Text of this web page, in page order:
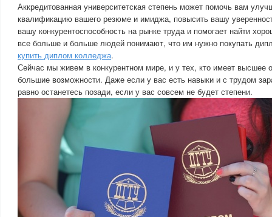
Аккредитованная университетская степень может помочь вам
квалификацию вашего резюме и имиджа, повысить вашу
вашу конкурентоспособность на рынке труда и помогает найти
все больше и больше людей понимают, что им нужно покупать
купить диплом колледжа.
Сейчас мы живем в конкурентном мире, и у тех, кто имеет высшее
большие возможности. Даже если у вас есть навыки и с трудом
равно останетесь позади, если у вас совсем не будет степени.